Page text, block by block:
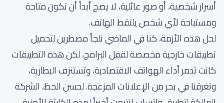
أسرار شخصية، أو صور عائلية، لا يصح أبداً أن تكون متاحة
ومستباحة لأي شخص يلتقط الهاتف.
لحل هذه الأزمة، كنا في الماضي نلجأ مضطرين لتحميل
تطبيقات خارجية مخصصة لقفل البرامج، لكن هذه التطبيقات
كانت تدمر أداء الهواتف الاقتصادية، وتستنزف البطارية،
وتغرقنا في بحر من الإعلانات المزعجة. لحسن الحظ، الشركة